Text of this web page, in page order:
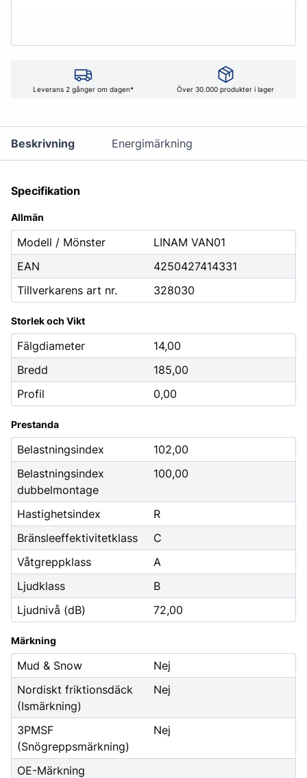
Leverans 2 gånger om dagen* Över 30.000 produkter i lager
Beskrivning Energimärkning
Specifikation
Allmän
Modell / Mönster
LINAM VAN01
EAN
4250427414331
Tillverkarens art nr.
328030
Storlek och Vikt
Fälgdiameter
14,00
Bredd
185,00
Profil
0,00
Prestanda
Belastningsindex
102,00
Belastningsindex
dubbelmontage
100,00
Hastighetsindex
R
Bränsleeffektivitetklass
C
Våtgreppklass
A
Ljudklass
B
Ljudnivå (dB)
72,00
Märkning
Mud & Snow
Nej
Nordiskt friktionsdäck
(Ismärkning)
Nej
3PMSF
(Snögreppsmärkning)
Nej
OE-Märkning